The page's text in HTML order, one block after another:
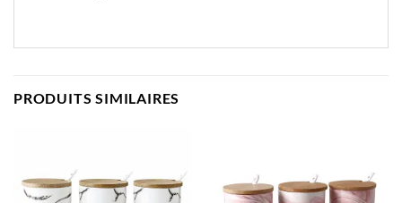
PRODUITS SIMILAIRES